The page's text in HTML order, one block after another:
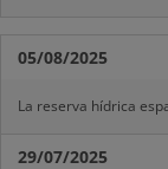
05/08/2025
La reserva hídrica
29/07/2025